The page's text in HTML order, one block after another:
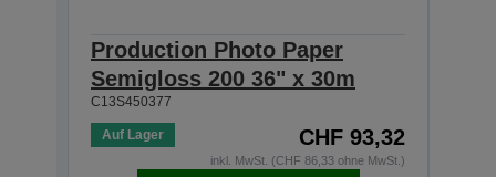
Production Photo Paper
Semigloss 200 36" x 30m
C13S450377
Auf Lager CHF 93,32
inkl. MwSt. (CHF 86,33 ohne MwSt.)